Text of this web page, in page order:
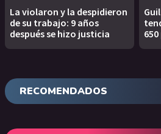
La violaron y la despidieron
de su trabajo: 9 años
después se hizo justicia
RECOMENDADOS